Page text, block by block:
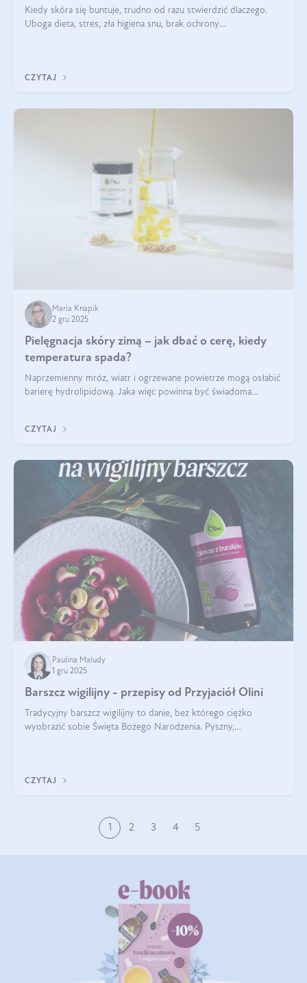
Kiedy skóra się buntuje, trudno od razu stwierdzić dlaczego.
Uboga dieta, stres, zła higiena snu, brak ochrony
CZYTAJ
Maria Knapik
2 gru 2025
Pielęgnacja skóry zimą – jak dbać o cerę, kiedy
temperatura spada?
Naprzemienny mróz, wiatr i ogrzewane powietrze mogą osłabić
barierę hydrolipidową. Jaka więc powinna być świadoma
CZYTAJ
Paulina Maludy
1 gru 2025
Barszcz wigilijny - przepisy od Przyjaciół Olini
Tradycyjny barszcz wigilijny to danie, bez którego ciężko
wyobrazić sobie Święta Bożego Narodzenia. Pyszny,
CZYTAJ
1 2 3 4 5